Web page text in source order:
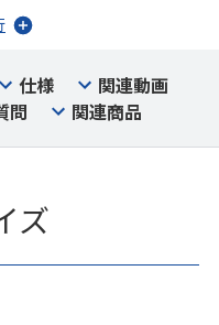
仕様
関連動画
問 関連商品
ズ